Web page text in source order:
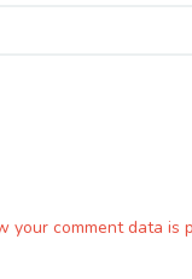
your comment data is